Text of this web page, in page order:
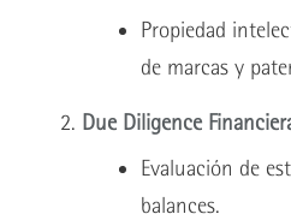
Propiedad
de marcas y
Due Diligence
Evaluación de
balances.